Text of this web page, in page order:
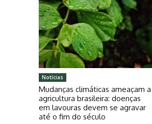
Notícias
Mudanças climáticas ameaçam a
agricultura brasileira: doenças
em lavouras devem se agravar
até o fim do século